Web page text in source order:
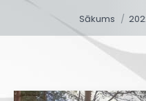
Sākums